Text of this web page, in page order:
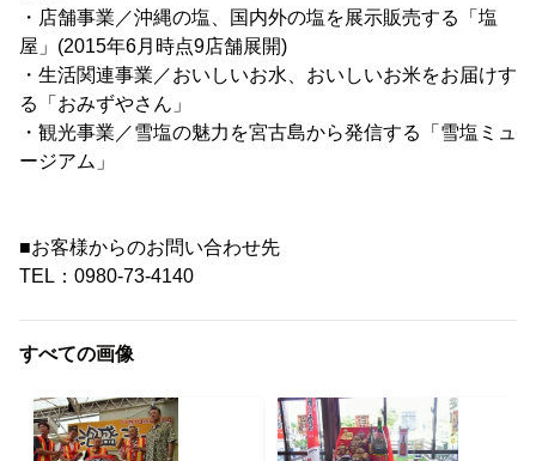
・店舗事業／沖縄の塩、国内外の塩を展示販売する「塩
屋」(2015年6月時点9店舗展開)
・生活関連事業／おいしいお水、おいしいお米をお届けす
る「おみずやさん」
・観光事業／雪塩の魅力を宮古島から発信する「雪塩ミュ
ージアム」
■お客様からのお問い合わせ先
TEL：0980-73-4140
すべての画像